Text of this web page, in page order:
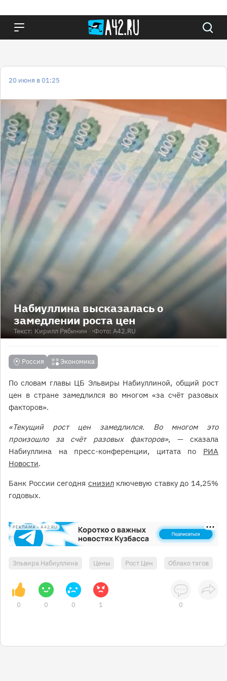
20 июня в 01:25
Набиуллина высказалась о
замедлении роста цен
Текст: Кирилл Рябинин Фото: А42.RU
Россия Экономика
По словам главы ЦБ Эльвиры Набиуллиной, общий рост
цен в стране замедлился во многом «за счёт разовых
факторов».
«Текущий рост цен замедлился. Во многом это
произошло за счёт разовых факторов», — сказала
Набиуллина на пресс-конференции, цитата по РИА
Новости.
Банк России сегодня снизилключевую ставку до 14,25%
годовых.
РЕКЛАМА • A42.RU
Эльвира Набиуллина Цены Рост Цен Облако тэгов
0 0 0 1 0